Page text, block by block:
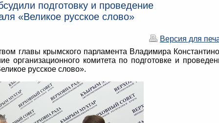
экспертиза
процесса в РК
законотворчества
Aкты Президиума ГС РК
Проекты нормативных правовых и иных
Контакты
подготовку и проведение
«Великое русское слово»
Версия для
главы крымского парламента Владимира
организационного комитета по подготовке и
русское слово».